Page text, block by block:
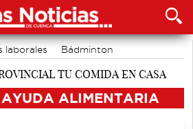
laborales
Bádminton
ALIMENTARIA